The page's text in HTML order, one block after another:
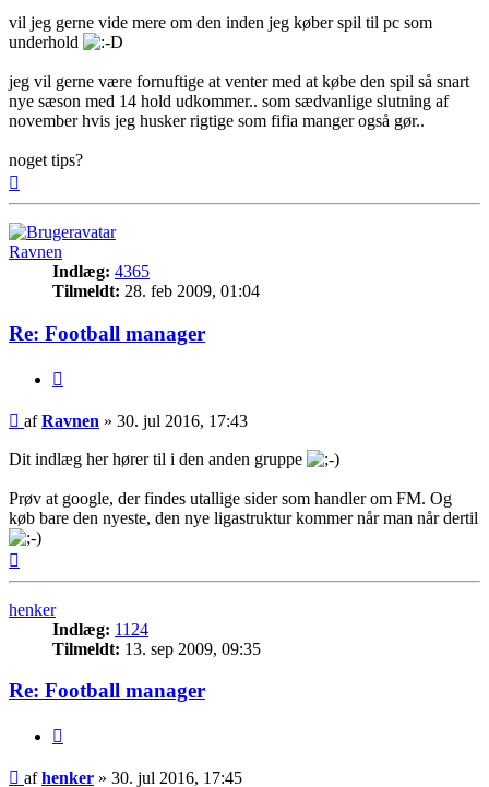
vil jeg gerne vide mere om den inden jeg køber spil til pc som
underhold
jeg vil gerne være fornuftige at venter med at købe den spil så snart
nye sæson med 14 hold udkommer.. som sædvanlige slutning af
november hvis jeg husker rigtige som fifia manger også gør..
noget tips?
Ravnen
Indlæg: 4365
Tilmeldt: 28. feb 2009, 01:04
Re: Football manager
Indlæg
afRavnen » 30. jul 2016, 17:43
Dit indlæg her hører til i den anden gruppe
Prøv at google, der findes utallige sider som handler om FM. Og
køb bare den nyeste, den nye ligastruktur kommer når man når dertil
henker
Indlæg: 1124
Tilmeldt: 13. sep 2009, 09:35
Re: Football manager
Indlæg
afhenker » 30. jul 2016, 17:45